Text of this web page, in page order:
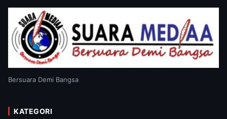
Bersuara Demi Bangsa
KATEGORI